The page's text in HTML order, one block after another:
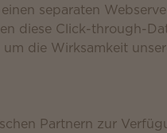
separaten
diese Click-through-
die Wirksamkeit
Partnern zur